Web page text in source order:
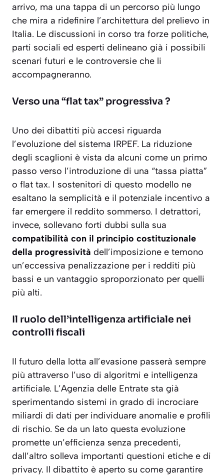
arrivo, ma una tappa di un percorso più lungo
che mira a ridefinire l’architettura del prelievo in
Italia. Le discussioni in corso tra forze politiche,
parti sociali ed esperti delineano già i possibili
scenari futuri e le controversie che li
accompagneranno.
Verso una “flat tax” progressiva ?
Uno dei dibattiti più accesi riguarda
l’evoluzione del sistema IRPEF. La riduzione
degli scaglioni è vista da alcuni come un primo
passo verso l’introduzione di una “tassa piatta”
o flat tax. I sostenitori di questo modello ne
esaltano la semplicità e il potenziale incentivo a
far emergere il reddito sommerso. I detrattori,
invece, sollevano forti dubbi sulla sua
compatibilità con il principio costituzionale
della progressività dell’imposizione e temono
un’eccessiva penalizzazione per i redditi più
bassi e un vantaggio sproporzionato per quelli
più alti.
Il ruolo dell’intelligenza artificiale nei
controlli fiscali
Il futuro della lotta all’evasione passerà sempre
più attraverso l’uso di algoritmi e intelligenza
artificiale. L’Agenzia delle Entrate sta già
sperimentando sistemi in grado di incrociare
miliardi di dati per individuare anomalie e profili
di rischio. Se da un lato questa evoluzione
promette un’efficienza senza precedenti,
dall’altro solleva importanti questioni etiche e di
privacy. Il dibattito è aperto su come garantire